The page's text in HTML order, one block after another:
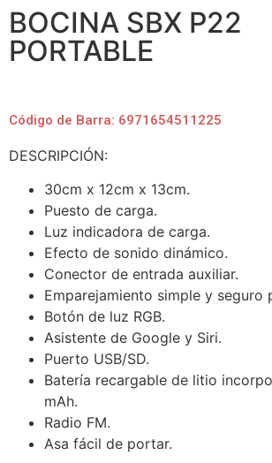
BOCINA SBX P22
PORTABLE
Código de Barra: 6971654511225
DESCRIPCIÓN:
30cm x 12cm x 13cm.
Puesto de carga.
Luz indicadora de carga.
Efecto de sonido dinámico.
Conector de entrada auxiliar.
Emparejamiento simple y seguro
Botón de luz RGB.
Asistente de Google y Siri.
Puerto USB/SD.
Batería recargable de litio
mAh.
Radio FM.
Asa fácil de portar.